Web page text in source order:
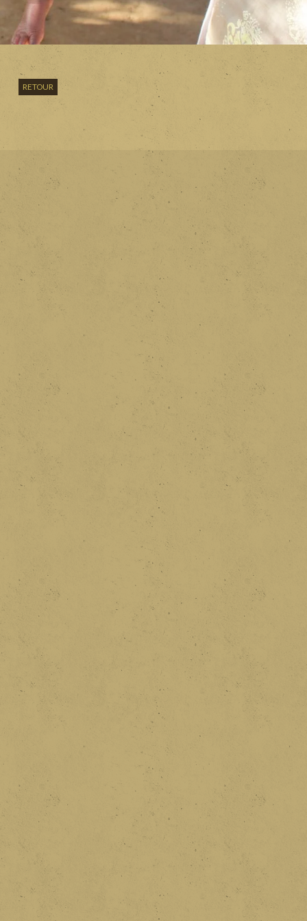
RETOUR